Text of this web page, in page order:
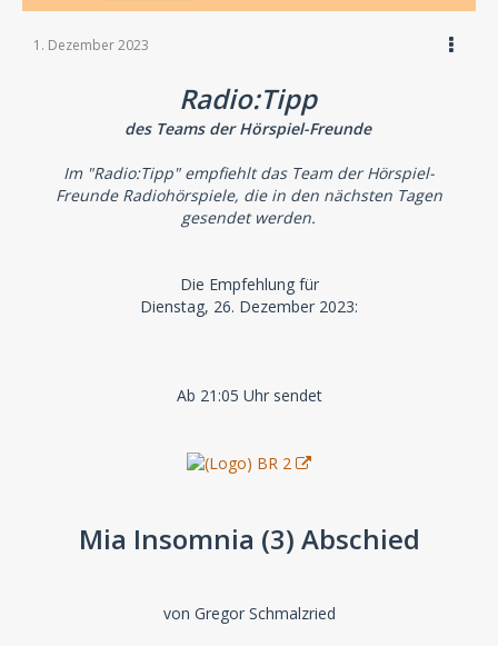
1. Dezember 2023
Radio:Tipp
des Teams der Hörspiel-Freunde
Im "Radio:Tipp" empfiehlt das Team der Hörspiel-
Freunde Radiohörspiele, die in den nächsten Tagen
gesendet werden.
Die Empfehlung für
Dienstag, 26. Dezember 2023:
Ab 21:05 Uhr sendet
Mia Insomnia (3) Abschied
von Gregor Schmalzried